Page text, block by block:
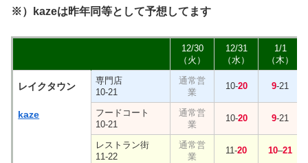
※）kazeは昨年同等として予想してます
12/30
（火）
12/31
（水）
1/1
（木）
レイクタウン
専門店
10-21
10-20 9-21
kaze
フードコート
10-21
10-20 9-21
レストラン街
11-22
11-20 10–21